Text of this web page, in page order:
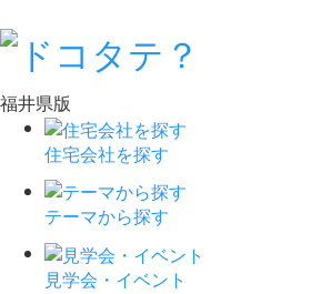
福井県版
住宅会社を探す
テーマから探す
見学会・イベント